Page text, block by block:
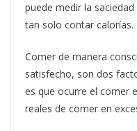
puede medir la
tan solo contar calorías.
Comer de manera
satisfecho, son dos
es que ocurre el comer
reales de comer en